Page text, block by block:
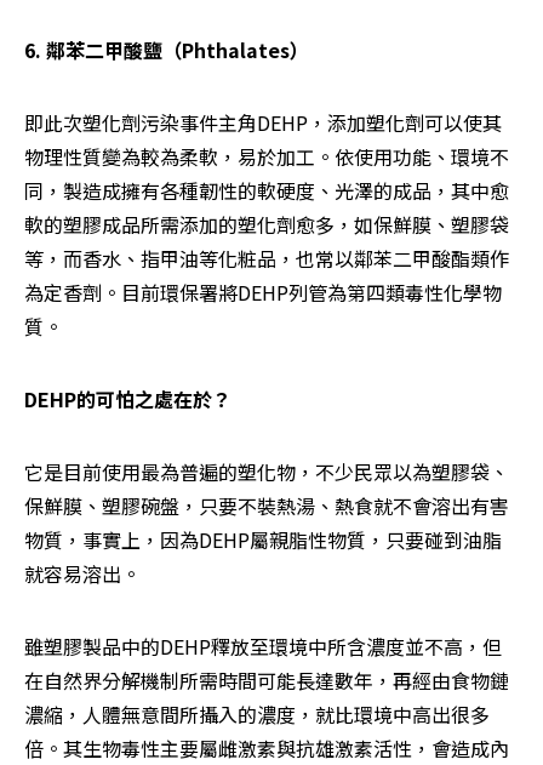
6. 鄰苯二甲酸鹽（Phthalates）
即此次塑化劑污染事件主角DEHP，添加塑化劑可以使其
物理性質變為較為柔軟，易於加工。依使用功能、環境不
同，製造成擁有各種韌性的軟硬度、光澤的成品，其中愈
軟的塑膠成品所需添加的塑化劑愈多，如保鮮膜、塑膠袋
等，而香水、指甲油等化粧品，也常以鄰苯二甲酸酯類作
為定香劑。目前環保署將DEHP列管為第四類毒性化學物
質。
DEHP的可怕之處在於？
它是目前使用最為普遍的塑化物，不少民眾以為塑膠袋、
保鮮膜、塑膠碗盤，只要不裝熱湯、熱食就不會溶出有害
物質，事實上，因為DEHP屬親脂性物質，只要碰到油脂
就容易溶出。
雖塑膠製品中的DEHP釋放至環境中所含濃度並不高，但
在自然界分解機制所需時間可能長達數年，再經由食物鏈
濃縮，人體無意間所攝入的濃度，就比環境中高出很多
倍。其生物毒性主要屬雌激素與抗雄激素活性，會造成內